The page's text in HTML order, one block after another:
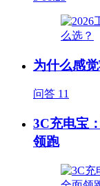
为什么感
问答 11
3C充电宝
领跑